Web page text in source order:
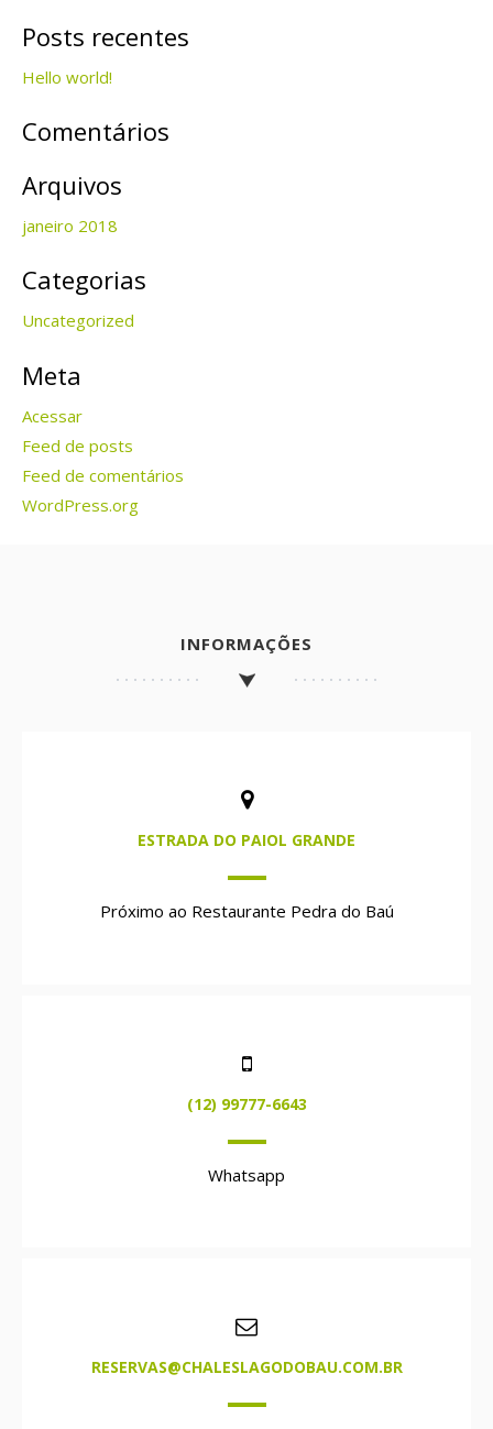
Posts recentes
Hello world!
Comentários
Arquivos
janeiro 2018
Categorias
Uncategorized
Meta
Acessar
Feed de posts
Feed de comentários
WordPress.org
INFORMAÇÕES
ESTRADA DO PAIOL GRANDE
Próximo ao Restaurante Pedra do Baú
(12) 99777-6643
Whatsapp
RESERVAS@CHALESLAGODOBAU.COM.BR